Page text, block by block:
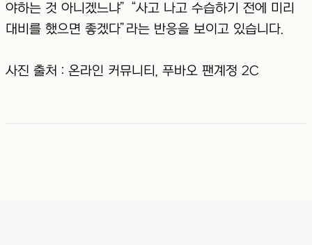
야하는 것 아니겠느냐” “사고 나고 수습하기 전에 미리
대비를 했으면 좋겠다”라는 반응을 보이고 있습니다.
사진 출처 : 온라인 커뮤니티, 푸바오 팬계정 2C